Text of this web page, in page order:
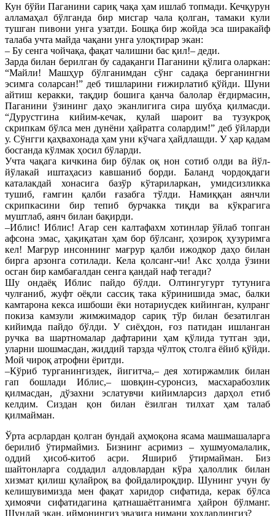
Кун бўйи Паганини сариқ чақа ҳам ишлаб топмади. Кечқурун
алламаҳал бўлганда бир мисгар чала қолган, тамаки кули
тушган пивони унга узатди. Бошқа бир жойда эса ширакайф
талаба учта майда чақани унга улоқтирар экан:
– Бу сенга чойчақа, фақат чалишни бас қил!– деди.
Зарда билан берилган бу садақанги Паганини қўлига оларкан:
“Майли! Машҳур бўлганимдан сўнг садақа берганингни
эсимга соларсан!” деб тишларини ғижирлатиб қўйди. Шуни
айтиш керакки, тақдир бошига қанча балолар ёғдирмасин,
Паганини ўзининг даҳо эканлигига сира шубҳа қилмасди.
“Дурустгина кийим-кечак, қулай шароит ва тузукроқ
скрипкам бўлса мен дунёни ҳайратга солардим!” деб ўйларди
у. Сўнгги қаҳвахонада ҳам уни кўчага ҳайдлашди. У ҳар қадам
босганда кўлмак ҳосил бўларди.
Учта чақага кичкина бир бўлак оқ нон сотиб олди ва йўл-
йўлакай иштаҳасиз кавшаниб борди. Баланд чордоқдаги
каталакдай хонасига базўр кўтариларкан, умидсизликка
тушиб, ғамгин қалби ғазабга тўлди. Намиққан аянчли
скрипкасини бир тепиб бурчакка тиқди ва кўкрагига
муштлаб, аянч билан бақирди.
–Иблис! Иблис! Агар сен калтафахм хотинлар ўйлаб топган
афсона эмас, ҳақиқатан ҳам бор бўлсанг, ҳозироқ ҳузуримга
кел! Мағрур инсоннинг мағрур қалби ижодкор даҳо билан
бирга арзонга сотилади. Кела қолсанг-чи! Акс ҳолда ўзини
осган бир камбағалдан сенга қандай наф тегади?
Шу ондаёқ Иблис пайдо бўлди. Олтингугурт тутунига
чулғаниб, жуфт оёқли сассиқ така кўринишида эмас, балки
камтарона кекса ишбоши ёки нотариусдек кийинган, кулранг
покиза камзули жимжимадор сариқ тўр билан безатилган
кийимда пайдо бўлди. У сиёҳдон, ғоз патидан ишланган
ручка ва шартномалар дафтарини ҳам қўлида тутган эди,
уларни шошмасдан, жиддий тарзда чўлтоқ столга ёйиб қўйди.
Мой чироқ атрофни ёритди.
–Кўриб турганингиздек, йигитча,– дея хотиржамлик билан
гап бошлади Иблис,– шовқин-суронсиз, масхарабозлик
қилмасдан, дўзахни эслатувчи кийимларсиз дарҳол етиб
келдим. Сиздан қон билан ёзилган тилхат ҳам талаб
қилмайман.
Ўрта асрлардан қолган бундай аҳмоқона ясама машмашаларга
берилиб ўтирмаймиз. Бизнинг асримиз – хушмуомалалик,
оддий ҳисоб-китоб асри. Яшириб ўтирмайман. Биз
шайтонларга соддадил алдовлардан кўра ҳалоллик билан
хизмат қилиш қулайроқ ва фойдалироқдир. Шунинг учун бу
келишувимизда мен фақат харидор сифатида, керак бўлса
ҳимоячи сифатидагина қатнашаётганимга ҳайрон бўлманг.
Шундай экан, иймонингиз эвазига нимани хоҳлардингиз?